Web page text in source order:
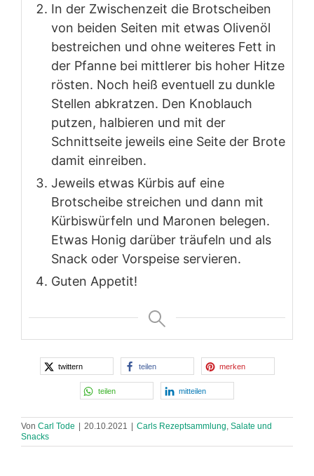
In der Zwischenzeit die Brotscheiben
von beiden Seiten mit etwas Olivenöl
bestreichen und ohne weiteres Fett in
der Pfanne bei mittlerer bis hoher Hitze
rösten. Noch heiß eventuell zu dunkle
Stellen abkratzen. Den Knoblauch
putzen, halbieren und mit der
Schnittseite jeweils eine Seite der Brote
damit einreiben.
Jeweils etwas Kürbis auf eine
Brotscheibe streichen und dann mit
Kürbiswürfeln und Maronen belegen.
Etwas Honig darüber träufeln und als
Snack oder Vorspeise servieren.
Guten Appetit!
twittern teilen merken
teilen mitteilen
Von Carl Tode | 20.10.2021 | Carls Rezeptsammlung Salate und
Snacks